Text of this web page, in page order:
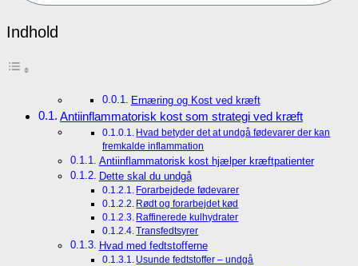
Indhold
Ernæring og Kost ved kræft
Antiinflammatorisk kost som strategi ved kræft
Hvad betyder det at undgå fødevarer der kan
fremkalde inflammation
Antiinflammatorisk kost hjælper kræftpatienter
Dette skal du undgå
Forarbejdede fødevarer
Rødt og forarbejdet kød
Raffinerede kulhydrater
Transfedtsyrer
Hvad med fedtstofferne
Usunde fedtstoffer – undgå